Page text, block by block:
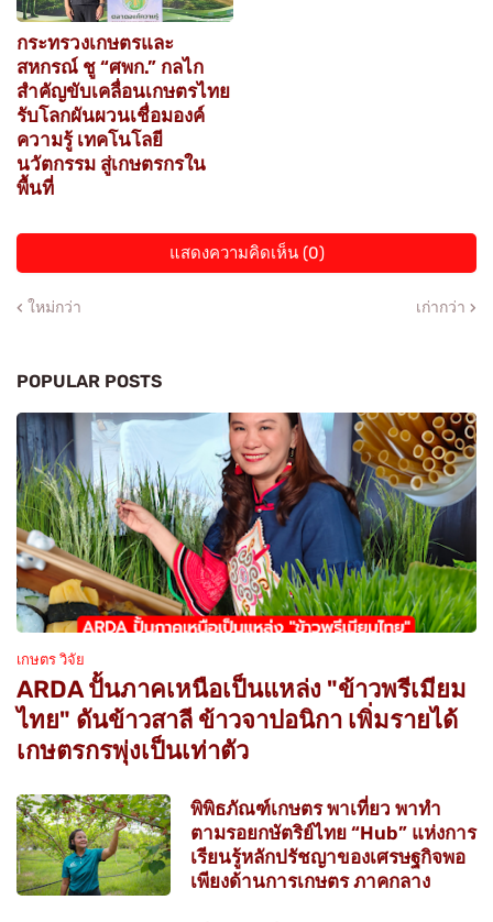
กระทรวงเกษตรและ
สหกรณ์ ชู “ศพก.” กลไก
สำคัญขับเคลื่อนเกษตรไทย
รับโลกผันผวนเชื่อมองค์
ความรู้ เทคโนโลยี
นวัตกรรม สู่เกษตรกรใน
พื้นที่
แสดงความคิดเห็น (0)
ใหม่กว่า เก่ากว่า
POPULAR POSTS
เกษตร วิจัย
ARDA ปั้นภาคเหนือเป็นแหล่ง "ข้าวพรีเมียม
ไทย" ดันข้าวสาลี ข้าวจาปอนิกา เพิ่มรายได้
เกษตรกรพุ่งเป็นเท่าตัว
พิพิธภัณฑ์เกษตร พาเที่ยว พาทำ
ตามรอยกษัตริย์ไทย “Hub” แห่งการ
เรียนรู้หลักปรัชญาของเศรษฐกิจพอ
เพียงด้านการเกษตร ภาคกลาง